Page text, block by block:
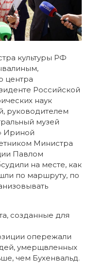
культуры РФ
центра
Российской
наук
руководителем
музей
Ириной
Министра
Павлом
на месте, как
по маршруту, по
созданные для
опережали
умерщвленных
чем Бухенвальд.